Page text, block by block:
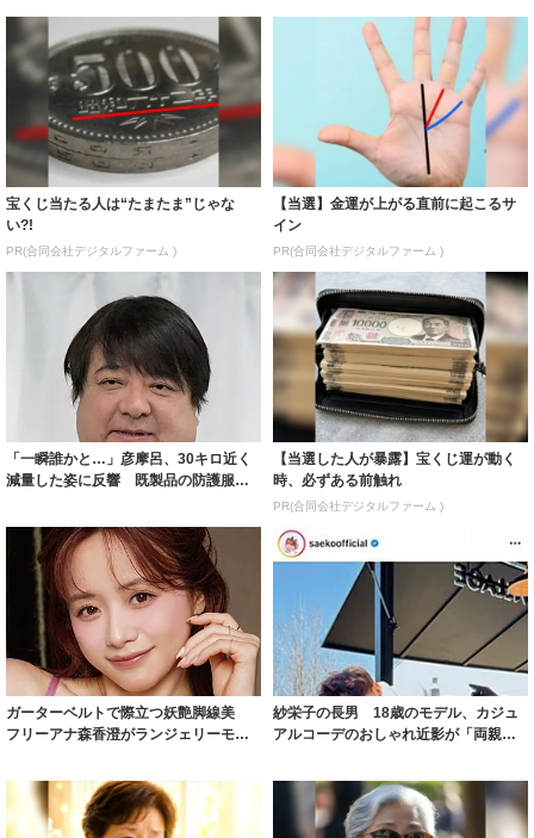
宝くじ当たる人は“たまたま”じゃな
い?!
PR(合同会社デジタルファーム )
【当選】金運が上がる直前に起こるサ
イン
PR(合同会社デジタルファーム )
「一瞬誰かと…」彦摩呂、30キロ近く
減量した姿に反響 既製品の防護服が
【当選した人が暴露】宝くじ運が動く
時、必ずある前触れ
PR(合同会社デジタルファーム )
ガーターベルトで際立つ妖艶脚線美
フリーアナ森香澄がランジェリーモデ
紗栄子の長男 18歳のモデル、カジュ
アルコーデのおしゃれ近影が「両親の